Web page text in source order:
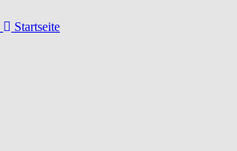
Startseite